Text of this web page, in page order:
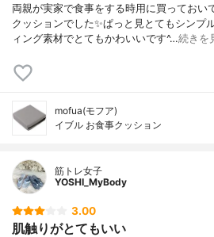
両親が実家で食事をする時用に買っておい
クッションでした✨ぱっと見とてもシンプ
ィング素材でとてもかわいいです^…続きを
mofua(モフア)
イブル お食事クッション
筋トレ女子
YOSHI_MyBody
3.00
肌触りがとてもいい